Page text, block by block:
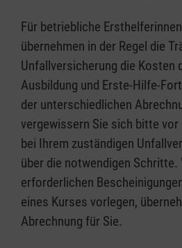
Für betriebliche
übernehmen in der Regel die
Unfallversicherung die Kosten
Ausbildung und Erste-Hilfe-
der unterschiedlichen
vergewissern Sie sich bitte vor
bei Ihrem zuständigen
über die notwendigen Schritte.
erforderlichen
eines Kurses vorlegen,
Abrechnung für Sie.